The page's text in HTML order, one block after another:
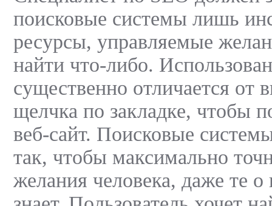
поисковые системы лишь
ресурсы, управляемые
найти что-либо.
существенно отличается от
щелчка по закладке, чтобы
веб-сайт. Поисковые
так, чтобы максимально
желания человека, даже те